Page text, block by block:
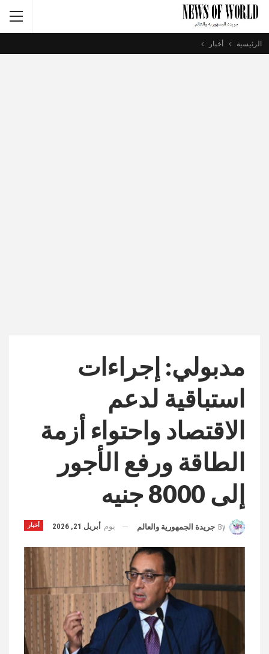
الرئيسية أخبار
مدبولي: إجراءات
استباقية لدعم
الاقتصاد واحتواء أزمة
الطاقة ورفع الأجور
إلى 8000 جنيه
أخبار By جريدة الجمهورية والعالم يوم أبريل 21, 2026